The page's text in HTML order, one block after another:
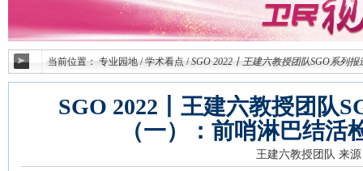
当前位置：专业园地 / 学术看点 / SGO 2022丨王建六教授团队SGO系列
SGO 2022丨王建六教授团队
（一）：前哨淋巴结活
王建六教授团队 来